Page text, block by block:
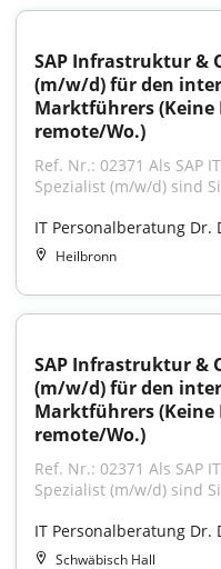
SAP Infrastruktur &
(m/w/d) für den
Marktführers (Keine
remote/Wo.)
Ref. Nr.: 02371 Als SAP
Spezialist (m/w/d) sind
IT Personalberatung Dr.
Heilbronn
SAP Infrastruktur &
(m/w/d) für den
Marktführers (Keine
remote/Wo.)
Ref. Nr.: 02371 Als SAP
Spezialist (m/w/d) sind
IT Personalberatung Dr.
Schwäbisch Hall